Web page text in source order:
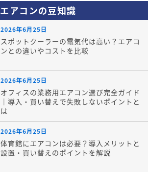
エアコンの豆知識
2026年6月25日
スポットクーラーの電気代は高い？エアコ
ンとの違いやコストを比較
2026年6月25日
オフィスの業務用エアコン選び完全ガイド
｜導入・買い替えで失敗しないポイントと
は
2026年6月25日
体育館にエアコンは必要？導入メリットと
設置・買い替えのポイントを解説